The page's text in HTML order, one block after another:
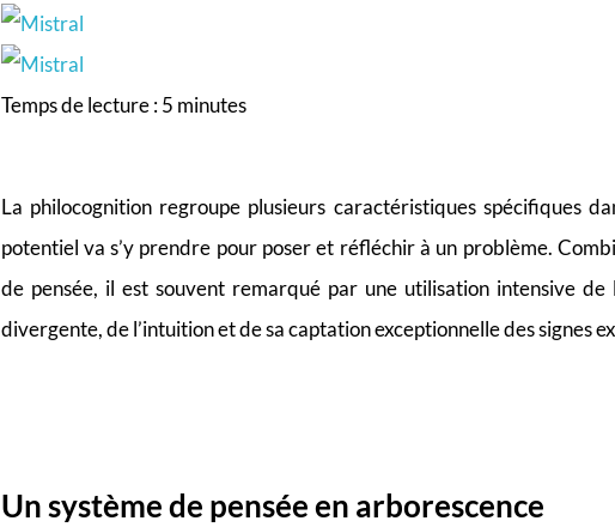
Temps de lecture :5 minutes
La philocognition regroupe plusieurs caractéristiques spécifiques
potentiel va s’y prendre pour poser et réfléchir à un problème.
de pensée, il est souvent remarqué par une utilisation intensive de
divergente, de l’intuition et de sa captation exceptionnelle des signes
Un système de pensée en arborescence